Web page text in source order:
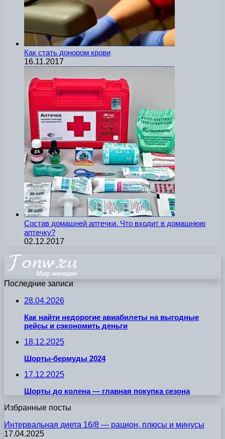
Как стать донором крови
16.11.2017
Состав домашней аптечки. Что входит в домашнюю
аптечку?
02.12.2017
Последние записи
28.04.2026
Как найти недорогие авиабилеты на выгодные
рейсы и сэкономить деньги
18.12.2025
Шорты-бермуды 2024
17.12.2025
Шорты до колена — главная покупка сезона
Избранные посты
Интервальная диета 16/8 — рацион, плюсы и минусы
17.04.2025